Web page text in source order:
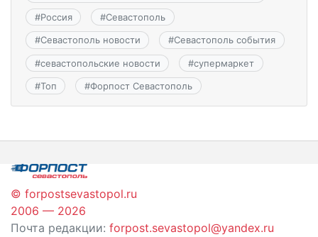
#Россия #Севастополь
#Севастополь новости #Севастополь события
#севастопольские новости #супермаркет
#Топ #Форпост Севастополь
© forpostsevastopol.ru
2006 — 2026
Почта редакции: forpost.sevastopol@yandex.ru